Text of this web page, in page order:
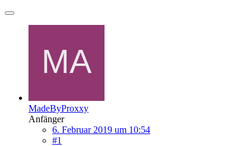
MadeByProxxy
Anfänger
6. Februar 2019 um 10:54
#1